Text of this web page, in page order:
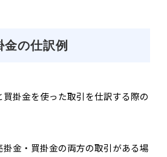
の仕訳例
掛金を使った取引を仕訳する際の
掛金・買掛金の両方の取引がある場